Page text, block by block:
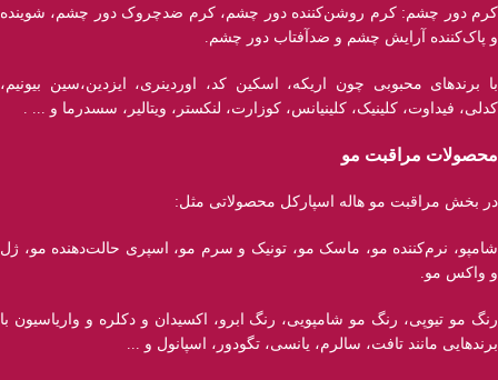
کرم دور چشم: کرم روشن‌کننده دور چشم، کرم ضدچروک دور چشم، شوینده
و پاک‌کننده آرایش چشم و ضدآفتاب دور چشم.
با برند‌های محبوبی چون اریکه، اسکین کد، اوردینری، ایزدین،سین بیونیم،
کدلی، فیداوت، کلینیک، کلینیانس، کوزارت، لنکستر، ویتالیر، سسدرما و ... .
محصولات مراقبت مو
در بخش مراقبت مو هاله اسپارکل محصولاتی مثل:
شامپو، نرم‌کننده مو، ماسک مو، تونیک و سرم مو، اسپری حالت‌دهنده مو، ژل
و واکس مو.
رنگ مو تیوپی، رنگ مو شامپویی، رنگ ابرو، اکسیدان و دکلره و واریاسیون با
برند‌هایی مانند تافت، سالرم، یانسی، تگودور، اسپانول و ...